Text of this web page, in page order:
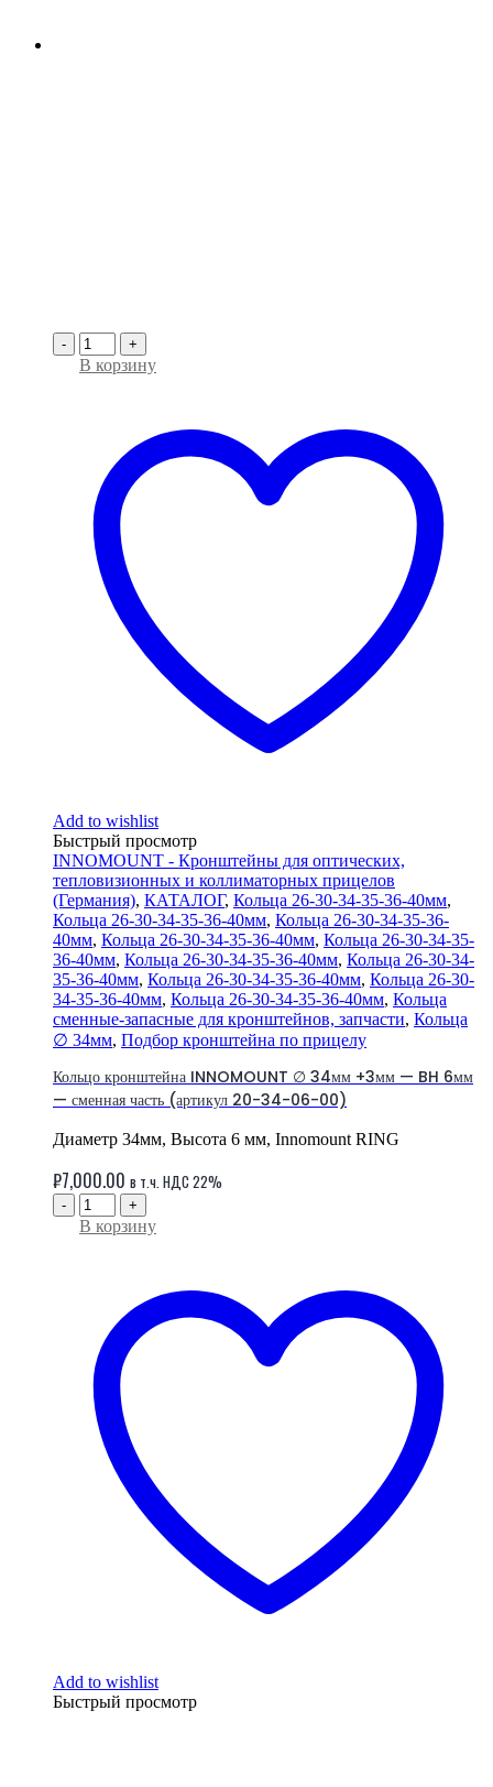
- +
В корзину
Add to wishlist
Быстрый просмотр
INNOMOUNT - Кронштейны для оптических,
тепловизионных и коллиматорных прицелов
(Германия), КАТАЛОГ, Кольца 26-30-34-35-36-40мм,
Кольца 26-30-34-35-36-40мм, Кольца 26-30-34-35-36-
40мм, Кольца 26-30-34-35-36-40мм, Кольца 26-30-34-35-
36-40мм, Кольца 26-30-34-35-36-40мм, Кольца 26-30-34-
35-36-40мм, Кольца 26-30-34-35-36-40мм, Кольца 26-30-
34-35-36-40мм, Кольца 26-30-34-35-36-40мм, Кольца
сменные-запасные для кронштейнов, запчасти, Кольца
∅ 34мм, Подбор кронштейна по прицелу
Кольцо кронштейна INNOMOUNT ∅ 34мм +3мм — BH 6мм
— сменная часть (артикул 20-34-06-00)
Диаметр 34мм, Высота 6 мм, Innomount RING
₽7,000.00 в т.ч. НДС 22%
- +
В корзину
Add to wishlist
Быстрый просмотр